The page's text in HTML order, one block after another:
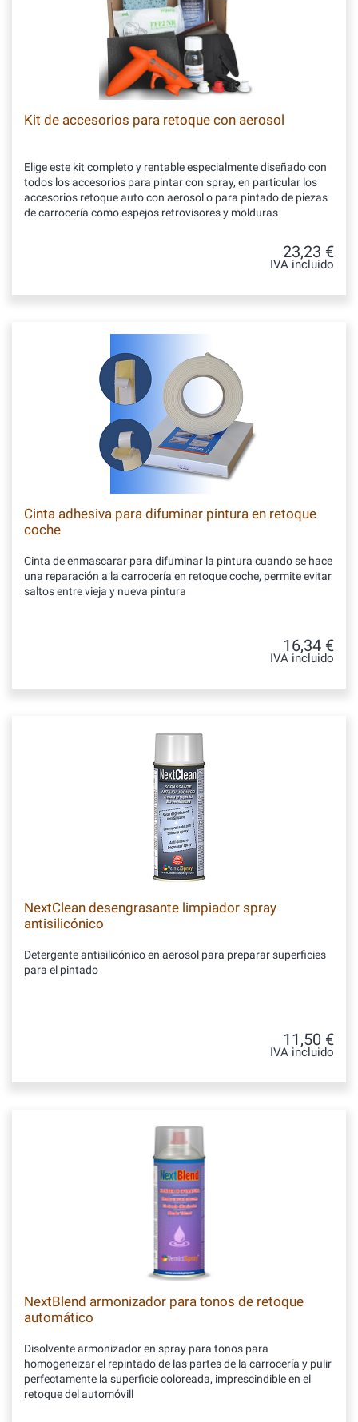
Kit de accesorios para retoque con aerosol
Elige este kit completo y rentable especialmente diseñado con
todos los accesorios para pintar con spray, en particular los
accesorios retoque auto con aerosol o para pintado de piezas
de carrocería como espejos retrovisores y molduras
23,23 €
IVA incluido
Cinta adhesiva para difuminar pintura en retoque
coche
Cinta de enmascarar para difuminar la pintura cuando se hace
una reparación a la carrocería en retoque coche, permite evitar
saltos entre vieja y nueva pintura
16,34 €
IVA incluido
NextClean desengrasante limpiador spray
antisilicónico
Detergente antisilicónico en aerosol para preparar superficies
para el pintado
11,50 €
IVA incluido
NextBlend armonizador para tonos de retoque
automático
Disolvente armonizador en spray para tonos para
homogeneizar el repintado de las partes de la carrocería y pulir
perfectamente la superficie coloreada, imprescindible en el
retoque del automóvill